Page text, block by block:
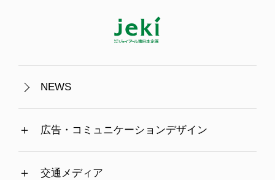
NEWS
広告・コミュニケーションデザイン
交通メディア